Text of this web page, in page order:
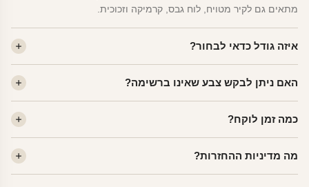
מתאים גם לקיר מטויח, לוח גבס, קרמיקה וזכוכית.
איזה גודל כדאי לבחור?
שינה של מבוגרים — L. לפינה קטנה — S.
האם ניתן לבקש צבע שאינו ברשימה?
הצבעים זמינים ללא תוספת מחיר.
כמה זמן לוקח?
14:00 — יצאו באותו יום.
מה מדיניות ההחזרות?